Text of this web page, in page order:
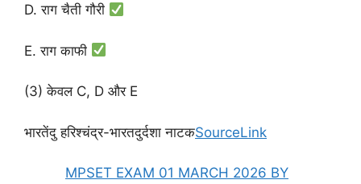
D. राग चैती गौरी
E. राग काफी
(3) केवल C, D और E
भारतेंदु हरिश्चंद्र-भारतदुर्दशा नाटकSourceLink
MPSET EXAM 01 MARCH 2026 BY